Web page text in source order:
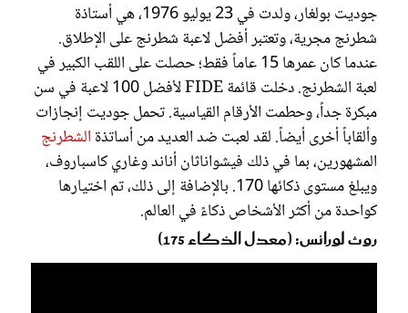
جوديت بولغار، ولدت في 23 يوليو 1976، هي أستاذة
شطرنج مجرية، وتعتبر أفضل لاعبة شطرنج على الإطلاق.
عندما كان عمرها 15 عاماً فقط؛ حصلت على اللقب الكبير في
لعبة الشطرنج. دخلت قائمة FIDE لأفضل 100 لاعبة في سن
مبكرة جداً، وحطمت الأرقام القياسية. تحمل جوديت إنجازات
وألقاباً أخرى أيضاً. لقد لعبت ضد العديد من أساتذة الشطرنج
المشهورين، بما في ذلك فيشواناثان أناند وغاري كاسباروف،
ويبلغ مستوى ذكائها 170. بالإضافة إلى ذلك، تم اختيارها
كواحدة من أكثر الأشخاص ذكاءً في العالم.
روث لورانس: (معدل الذكاء 175)